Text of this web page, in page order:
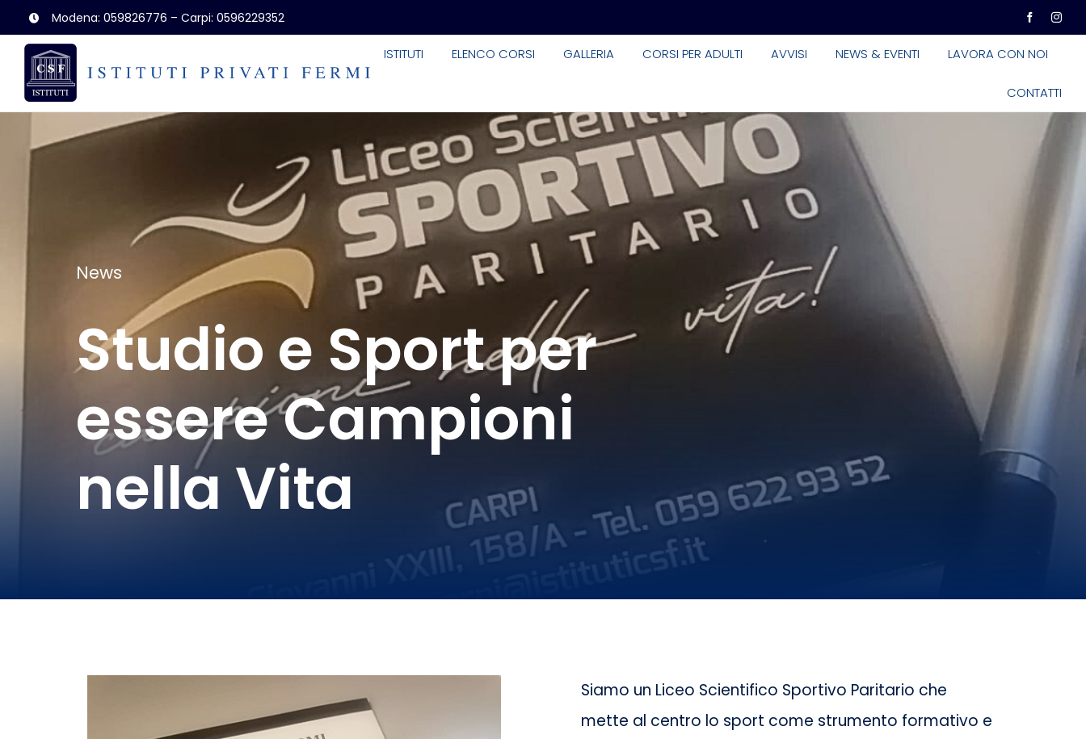
Salta
contenuto
Modena: 059826776 – Carpi: 0596229352
ISTITUTI ELENCO CORSI GALLERIA CORSI PER ADULTI AVVISI NEWS & EVENTI LAVORA CON NOI
CONTATTI
News
Studio e Sport per
essere Campioni
nella Vita
Siamo un Liceo Scientifico Sportivo Paritario che
mette al centro lo sport come strumento formativo e